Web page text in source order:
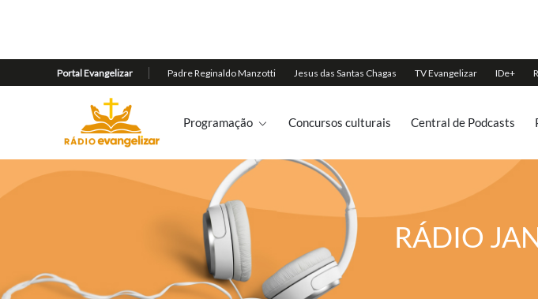
Programação Concursos culturais Central de Podcasts
RÁDIO